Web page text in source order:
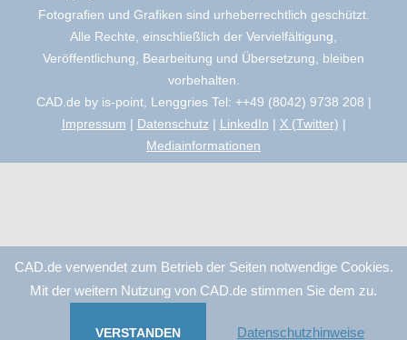
Fotografien und Grafiken sind urheberrechtlich geschützt.
Alle Rechte, einschließlich der Vervielfältigung,
Veröffentlichung, Bearbeitung und Übersetzung, bleiben
vorbehalten.
CAD.de by is-point, Lenggries Tel: ++49 (8042) 9738 208 |
Impressum | Datenschutz | LinkedIn | X (Twitter) |
Mediainformationen
CAD.de verwendet zum Betrieb der Seiten notwendige Cookies.
Mit der weitern Nutzung von CAD.de stimmen Sie dem zu.
VERSTANDEN Datenschutzhinweise